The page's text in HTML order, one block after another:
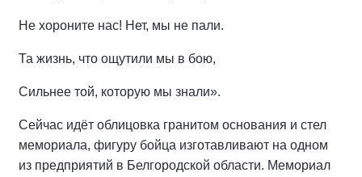
Не хороните нас! Нет, мы не пали.
Та жизнь, что ощутили мы в бою,
Сильнее той, которую мы знали».
Сейчас идёт облицовка гранитом основания и стел
мемориала, фигуру бойца изготавливают на одном
из предприятий в Белгородской области. Мемориал